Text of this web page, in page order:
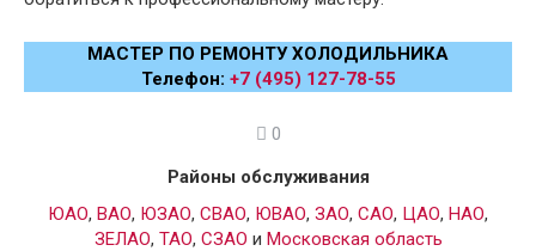
МАСТЕР ПО РЕМОНТУ ХОЛОДИЛЬНИКА
Телефон: +7 (495) 127-78-55
0
Районы обслуживания
ЮАО, ВАО, ЮЗАО, СВАО, ЮВАО, ЗАО, САО, ЦАО, НАО,
ЗЕЛАО, ТАО, СЗАО и Московская область